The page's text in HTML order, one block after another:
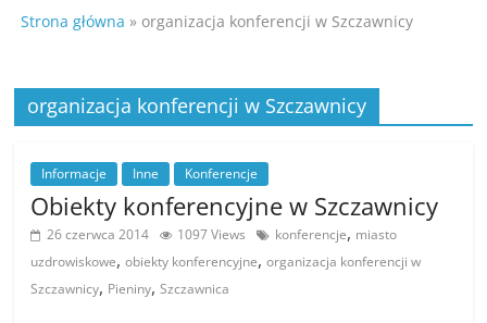
i
konferencje
o
n
Strona główna » organizacja konferencji w Szczawnicy
organizacja konferencji w Szczawnicy
Informacje Inne Konferencje
Obiekty konferencyjne w Szczawnicy
26 czerwca 2014 1097 Views konferencje, miasto
uzdrowiskowe,obiekty konferencyjne,organizacja konferencji w
Szczawnicy, Pieniny,Szczawnica